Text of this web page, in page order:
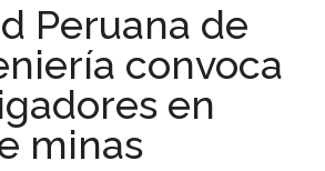
Peruana de
convoca
en
minas